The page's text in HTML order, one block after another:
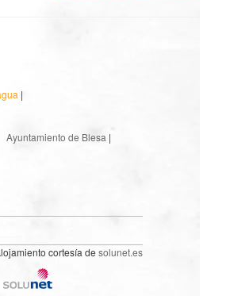
|
Ayuntamiento de Blesa |
cortesía de solunet.es